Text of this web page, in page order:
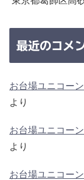
最近のコメ
お台場ユニコー
より
お台場ユニコー
より
お台場ユニコー